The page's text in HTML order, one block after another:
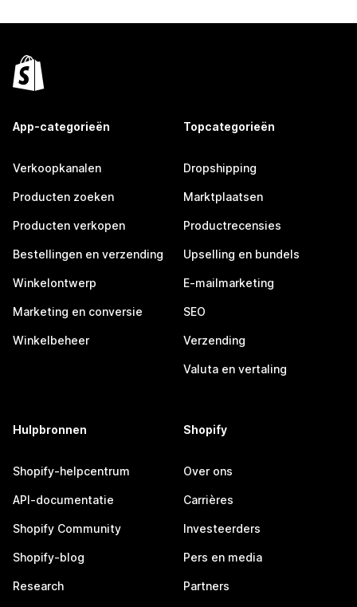
App-categorieën
Verkoopkanalen
Producten zoeken
Producten verkopen
Bestellingen en verzending
Winkelontwerp
Marketing en conversie
Winkelbeheer
Topcategorieën
Dropshipping
Marktplaatsen
Productrecensies
Upselling en bundels
E-mailmarketing
SEO
Verzending
Valuta en vertaling
Hulpbronnen
Shopify-helpcentrum
API-documentatie
Shopify Community
Shopify-blog
Research
Shopify
Over ons
Carrières
Investeerders
Pers en media
Partners